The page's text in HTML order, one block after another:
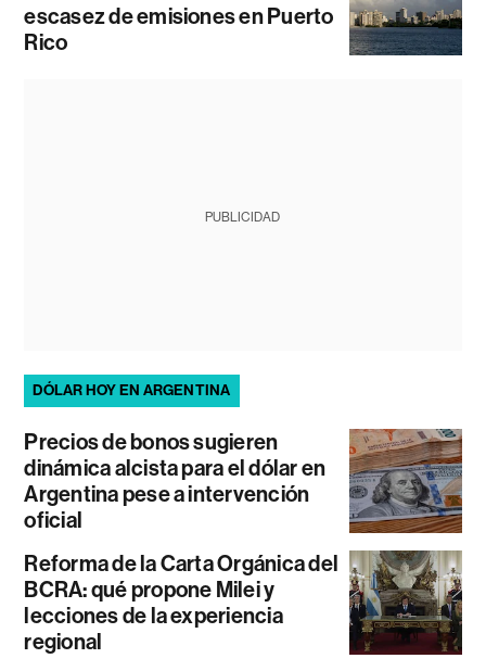
escasez de emisiones en Puerto
Rico
PUBLICIDAD
DÓLAR HOY EN ARGENTINA
Precios de bonos sugieren
dinámica alcista para el dólar en
Argentina pese a intervención
oficial
Reforma de la Carta Orgánica del
BCRA: qué propone Milei y
lecciones de la experiencia
regional